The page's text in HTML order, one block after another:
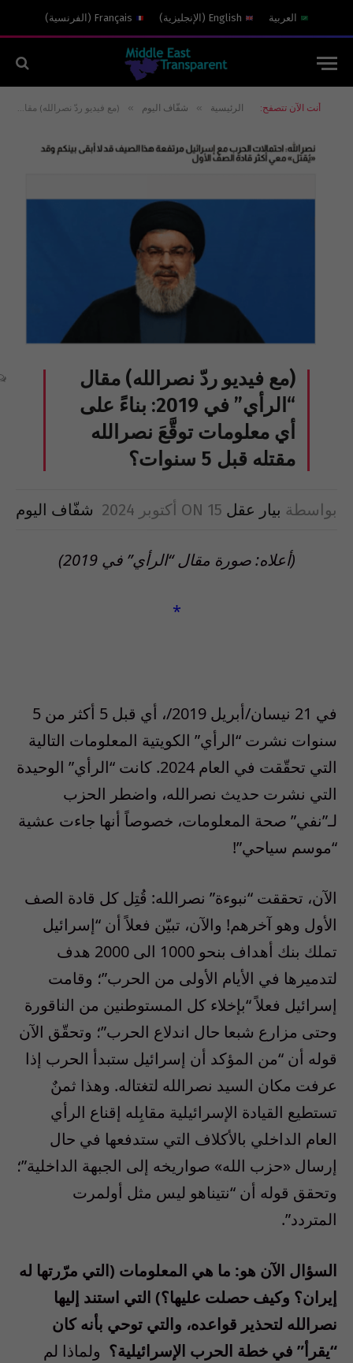
العربية English
( الإنجليزية)
Français
( الفرنسية)
أنت الآن تتصفح: الرئيسية » شفّاف اليوم » (مع فيديو ردّ نصرالله) مقال “الرأي” في 2019: بناءً على أي معلومات توقَّعَ نصرالله مقتله قبل 5 سنوات؟
(مع فيديو ردّ نصرالله) مقال
“الرأي” في 2019: بناءً على
أي معلومات توقَّعَ نصرالله
مقتله قبل 5 سنوات؟
بواسطة بيار عقل ON 15 أكتوبر 2024 شفّاف اليوم
(أعلاه: صورة مقال “الرأي” في 2019)
*
في 21 نيسان/أبريل 2019/، أي قبل 5 أكثر من 5
سنوات نشرت “الرأي” الكويتية المعلومات التالية
التي تحقّقت في العام 2024. كانت “الرأي” الوحيدة
التي نشرت حديث نصرالله، واضطر الحزب
لـ”نفي” صحة المعلومات، خصوصاً أنها جاءت عشية
“موسم سياحي”!
الآن، تحققت “نبوءة” نصرالله: قُتِل كل قادة الصف
الأول وهو آخرهم! والآن، تبيّن فعلاً أن “إسرائيل
تملك بنك أهداف بنحو 1000 الى 2000 هدف
لتدميرها في الأيام الأولى من الحرب”؛ وقامت
إسرائيل فعلاً “بإخلاء كل المستوطنين من الناقورة
وحتى مزارع شبعا حال اندلاع الحرب”؛ وتحقّق الآن
قوله أن “من المؤكد أن إسرائيل ستبدأ الحرب إذا
عرفت مكان السيد نصرالله لتغتاله. وهذا ثمنٌ
تستطيع القيادة الإسرائيلية مقابِله إقناع الرأي
العام الداخلي بالأكلاف التي ستدفعها في حال
إرسال «حزب الله» صواريخه إلى الجبهة الداخلية”؛
وتحقق قوله أن “نتيناهو ليس مثل أولمرت
المتردد”.
السؤال الآن هو: ما هي المعلومات (التي مرّرتها له
إيران؟ وكيف حصلت عليها؟) التي استند إليها
نصرالله لتحذير قواعده، والتي توحي بأنه كان
“يقرأ” في خطة الحرب الإسرائيلية؟ ولماذا لم